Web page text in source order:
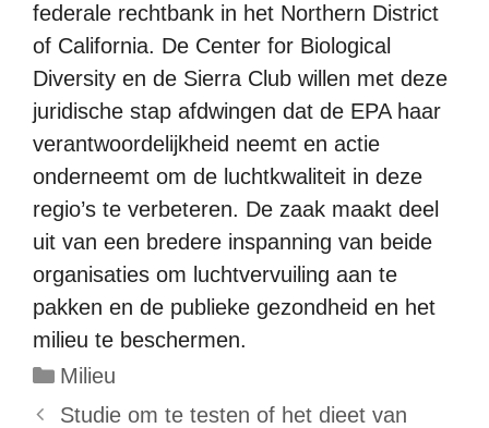
federale rechtbank in het Northern District
of California. De Center for Biological
Diversity en de Sierra Club willen met deze
juridische stap afdwingen dat de EPA haar
verantwoordelijkheid neemt en actie
onderneemt om de luchtkwaliteit in deze
regio’s te verbeteren. De zaak maakt deel
uit van een bredere inspanning van beide
organisaties om luchtvervuiling aan te
pakken en de publieke gezondheid en het
milieu te beschermen.
Categorieën
Milieu
Studie om te testen of het dieet van